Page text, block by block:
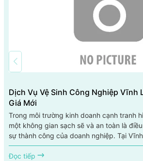
Dịch Vụ Vệ Sinh Công Nghiệp Vĩnh
Giá Mới
Trong môi trường kinh doanh cạnh tranh
một không gian sạch sẽ và an toàn là
sự thành công của doanh nghiệp. Tại
dịch vụ vệ sinh công nghiệp ngày càng
Clean là một trong những đơn vị cung
Đọc tiếp